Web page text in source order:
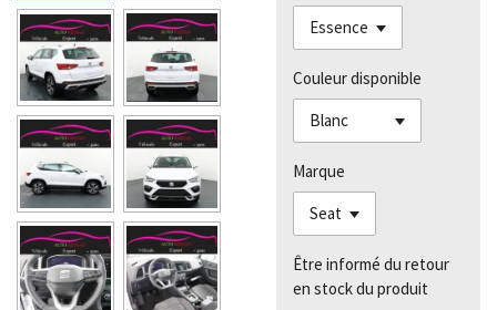
Couleur disponible
Marque
Être informé du retour
en stock du produit